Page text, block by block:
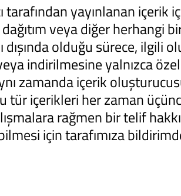
tarafından yayınlanan içerik
veya diğer herhangi
dışında olduğu sürece, ilgili
indirilmesine yalnızca
zamanda içerik
tür içerikleri her zaman
rağmen bir telif
için tarafımıza